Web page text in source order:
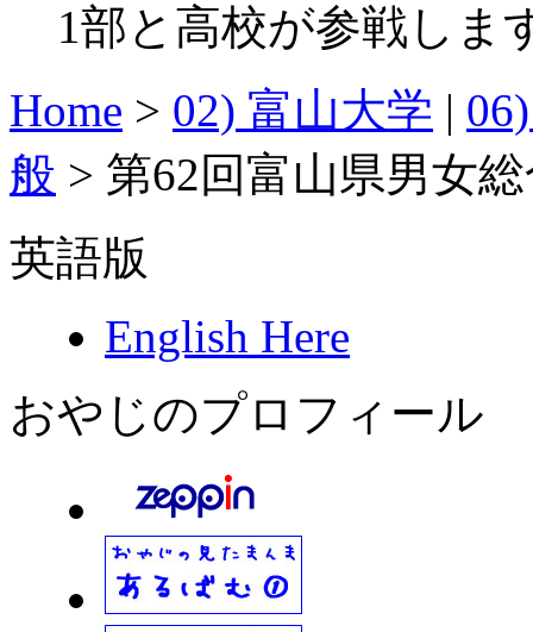
1部と高校が参戦しま
Home > 02) 富山大学 |
般 > 第62回富山県男女
英語版
English Here
おやじのプロフィール